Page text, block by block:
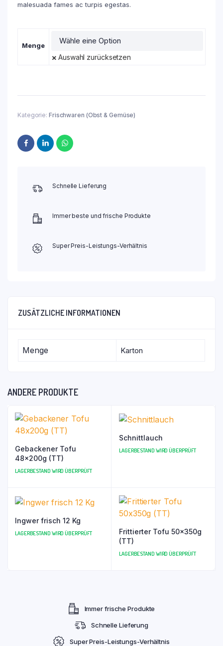
malesuada fames ac turpis egestas.
Menge
Auswahl zurücksetzen
Kategorie: Frischwaren (Obst & Gemüse)
Schnelle Lieferung
Immer beste und frische Produkte
Super Preis-Leistungs-Verhältnis
ZUSÄTZLICHE INFORMATIONEN
Menge Karton
ANDERE PRODUKTE
Gebackener Tofu
48x200g (TT)
LAGERBESTAND WIRD ÜBERPRÜFT
Schnittlauch
LAGERBESTAND WIRD ÜBERPRÜFT
Ingwer frisch 12 Kg
LAGERBESTAND WIRD ÜBERPRÜFT
Frittierter Tofu 50x350g
(TT)
LAGERBESTAND WIRD ÜBERPRÜFT
Immer frische Produkte
Schnelle Lieferung
Super Preis-Leistungs-Verhältnis